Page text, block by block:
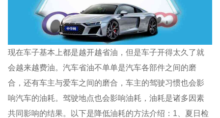
现在车子基本上都是越开越省油，但是车子开得太久了就
会越来越费油。汽车省油不单单是汽车各部件之间的磨
合，还有车主与爱车之间的磨合，车主的驾驶习惯也会影
响汽车的油耗。驾驶地点也会影响油耗，油耗是诸多因素
共同影响的结果。以下是降低油耗的方法介绍：1、夏日检